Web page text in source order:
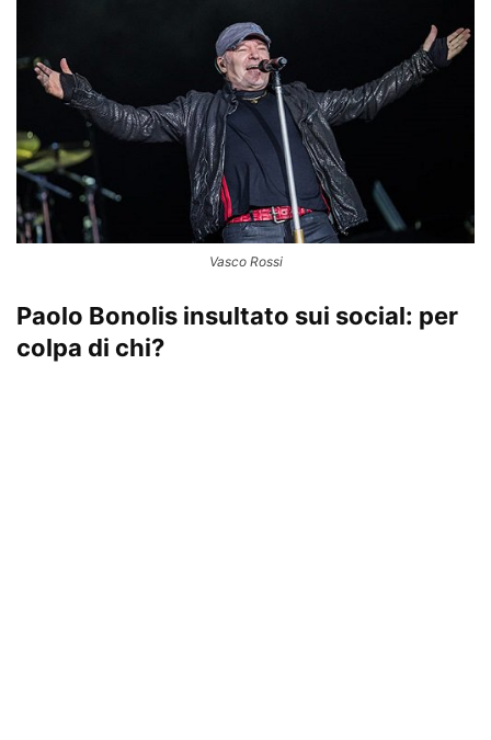
Vasco Rossi
Paolo Bonolis insultato sui social: per
colpa di chi?